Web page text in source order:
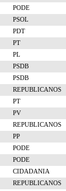
PODE
PSOL
PDT
PT
PL
PSDB
PSDB
REPUBLICANOS
PT
PV
REPUBLICANOS
PP
PODE
PODE
CIDADANIA
REPUBLICANOS